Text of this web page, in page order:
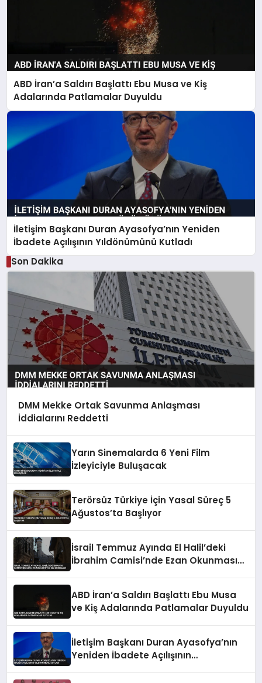
ABD İran’a Saldırı Başlattı Ebu Musa ve Kiş
Adalarında Patlamalar Duyuldu
İletişim Başkanı Duran Ayasofya’nın Yeniden
İbadete Açılışının Yıldönümünü Kutladı
Son Dakika
DMM Mekke Ortak Savunma Anlaşması
İddialarını Reddetti
Yarın Sinemalarda 6 Yeni Film
İzleyiciyle Buluşacak
Terörsüz Türkiye İçin Yasal Süreç 5
Ağustos’ta Başlıyor
İsrail Temmuz Ayında El Halil’deki
İbrahim Camisi’nde Ezan Okunmasını
ABD İran’a Saldırı Başlattı Ebu Musa
ve Kiş Adalarında Patlamalar Duyuldu
İletişim Başkanı Duran Ayasofya’nın
Yeniden İbadete Açılışının